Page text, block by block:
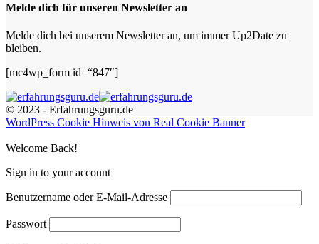
Melde dich für unseren Newsletter an
Melde dich bei unserem Newsletter an, um immer Up2Date zu
bleiben.
[mc4wp_form id=“847″]
© 2023 - Erfahrungsguru.de
WordPress Cookie Hinweis von Real Cookie Banner
Welcome Back!
Sign in to your account
Benutzername oder E-Mail-Adresse
Passwort